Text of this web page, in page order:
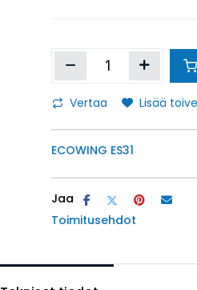
Vertaa Lisää
ECOWING ES31
Jaa
Toimitusehdot